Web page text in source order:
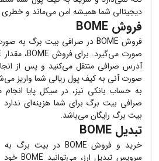
دیجیتالی شما همیشه امن می‌ماند و خطری
فروش BOME
فروش BOME در صرافی بیت برگ به
صورت می‌گیرد. برای فروش BOME، مقدار
آدرس صرافی منتقل می‌کنید و پس از
صورت آنی به کیف پول ریالی شما واریز
به حساب بانکی نیز، در سیکل پایا
صرافی بیت برگ برای شما هزینه‌ای
بیت برگ رایگان می‌باشد.
تبدیل BOME
خرید و فروش BOME در بیت برگ به
سرویس تبدیل ارز، می‌توانید BOMEخود